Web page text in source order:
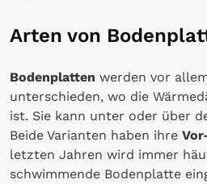
Arten von
Bodenplatten werden vor
unterschieden, wo die
ist. Sie kann unter oder über
Beide Varianten haben ihre
letzten Jahren wird immer
schwimmende Bodenplatte